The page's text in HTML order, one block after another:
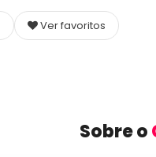
Ver favoritos
Sobre o